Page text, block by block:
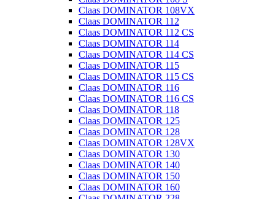
Claas DOMINATOR 108VX
Claas DOMINATOR 112
Claas DOMINATOR 112 CS
Claas DOMINATOR 114
Claas DOMINATOR 114 CS
Claas DOMINATOR 115
Claas DOMINATOR 115 CS
Claas DOMINATOR 116
Claas DOMINATOR 116 CS
Claas DOMINATOR 118
Claas DOMINATOR 125
Claas DOMINATOR 128
Claas DOMINATOR 128VX
Claas DOMINATOR 130
Claas DOMINATOR 140
Claas DOMINATOR 150
Claas DOMINATOR 160